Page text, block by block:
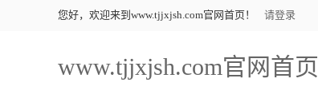
您好，欢迎来到www.tjjxjsh.com官网首页！ 请登录
www.tjjxjsh.com官网首页